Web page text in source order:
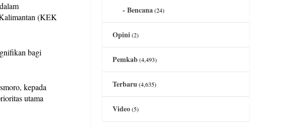
(KEK
bagi
kepada
utama
Bencana(24)
Opini(2)
Pemkab(4,493)
Terbaru(4,635)
Video(5)